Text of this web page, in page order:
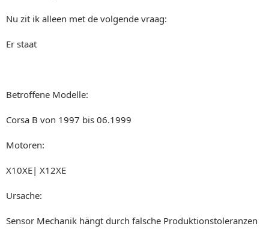
Nu zit ik alleen met de volgende vraag:
Er staat
Betroffene Modelle:
Corsa B von 1997 bis 06.1999
Motoren:
X10XE| X12XE
Ursache:
Sensor Mechanik hängt durch falsche Produktionstoleranzen